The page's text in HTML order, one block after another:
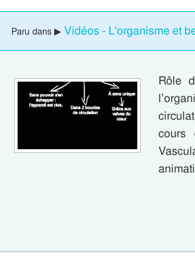
Paru dans ▶ Vidéos - L'organisme et
Rôle
cours